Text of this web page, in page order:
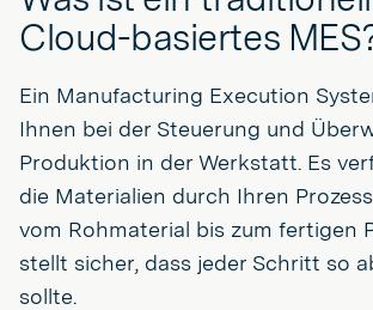
Cloud-basiertes
Ein Manufacturing Execution
Ihnen bei der Steuerung und
Produktion in der Werkstatt. Es
die Materialien durch Ihren
vom Rohmaterial bis zum fertigen
stellt sicher, dass jeder Schritt so
sollte.